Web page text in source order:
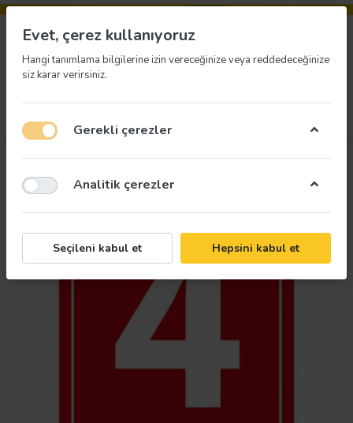
Evet, çerez kullanıyoruz
Hangi tanımlama bilgilerine izin vereceğinize veya reddedeceğinize
siz karar verirsiniz.
Gerekli çerezler
Analitik çerezler
Seçileni kabul et Hepsini kabul et